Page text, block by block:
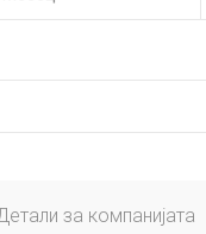
за компанијата